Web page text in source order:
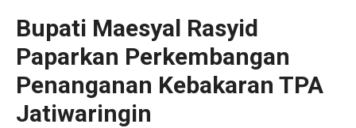
Bupati Maesyal Rasyid
Paparkan Perkembangan
Penanganan Kebakaran TPA
Jatiwaringin